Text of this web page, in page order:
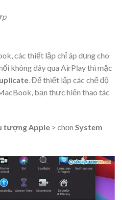
các thiết lập chỉ áp dụng cho
không dây qua AirPlay thì mặc
. Để thiết lập các chế độ
bạn thực hiện thao tác
tượng Apple > chọn System